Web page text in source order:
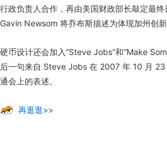
行政负责人合作，再由美国财政部长敲定最
Gavin Newsom 将乔布斯描述为体现加州创新
硬币设计还会加入“Steve Jobs”和“Make
后一句来自 Steve Jobs 在 2007 年 10 月
通会上的表述。
再逛逛>>